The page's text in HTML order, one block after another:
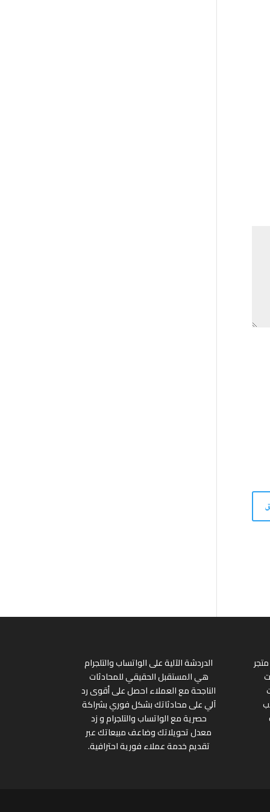
الدردشة الآلية على الواتساب والتلجرام
هي المستقبل الحقيقي للمحادثات
الناجحة مع العملاء احصل على أقوى رد
آلي على محادثاتك بشكل فوري بشراكة
حصرية مع الواتساب والتلجرام و زد
معدل تحويلاتك وضاعف مبيعاتك عبر
تقديم خدمة عملاء فورية احترافية.
متجر